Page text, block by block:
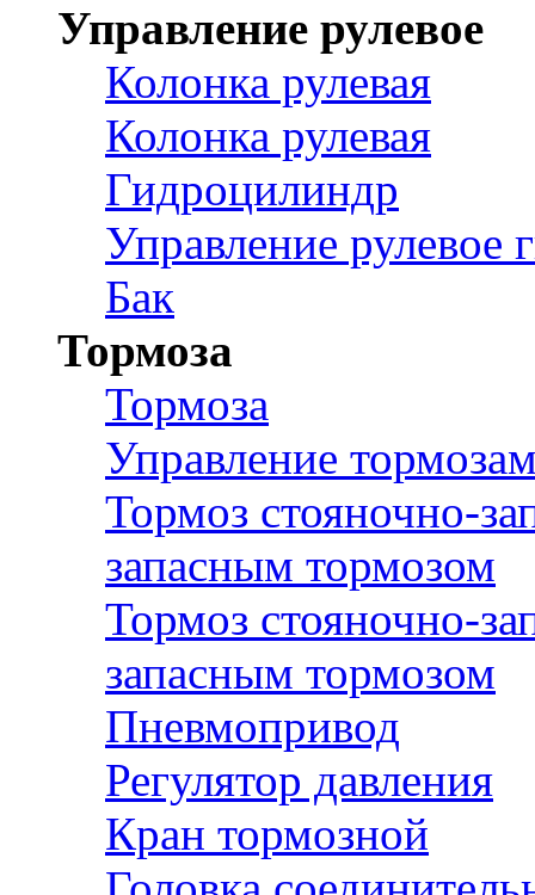
Управление рулевое
Колонка рулевая
Колонка рулевая
Гидроцилиндр
Управление рулевое
Бак
Тормоза
Тормоза
Управление
Тормоз стояночно-
запасным тормозом
Тормоз стояночно-
запасным тормозом
Пневмопривод
Регулятор давления
Кран тормозной